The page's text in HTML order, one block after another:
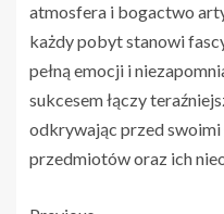
atmosfera i bogactwo
każdy pobyt stanowi
pełną emocji i
sukcesem łączy
odkrywając przed
przedmiotów oraz ich